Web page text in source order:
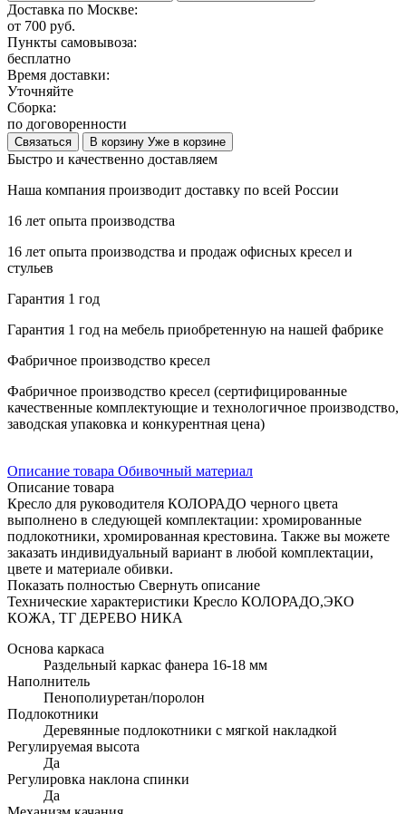
Доставка по Москве:
от 700 руб.
Пункты самовывоза:
бесплатно
Время доставки:
Уточняйте
Сборка:
по договоренности
Связаться В корзину Уже в корзине
Быстро и качественно доставляем
Наша компания производит доставку по всей России
16 лет опыта производства
16 лет опыта производства и продаж офисных кресел и
стульев
Гарантия 1 год
Гарантия 1 год на мебель приобретенную на нашей фабрике
Фабричное производство кресел
Фабричное производство кресел (сертифицированные
качественные комплектующие и технологичное производство,
заводская упаковка и конкурентная цена)
Описание товара Обивочный материал
Описание товара
Кресло для руководителя КОЛОРАДО черного цвета
выполнено в следующей комплектации: хромированные
подлокотники, хромированная крестовина. Также вы можете
заказать индивидуальный вариант в любой комплектации,
цвете и материале обивки.
Показать полностью Свернуть описание
Технические характеристики Кресло КОЛОРАДО,ЭКО
КОЖА, ТГ ДЕРЕВО НИКА
Основа каркаса
Раздельный каркас фанера 16-18 мм
Наполнитель
Пенополиуретан/поролон
Подлокотники
Деревянные подлокотники с мягкой накладкой
Регулируемая высота
Да
Регулировка наклона спинки
Да